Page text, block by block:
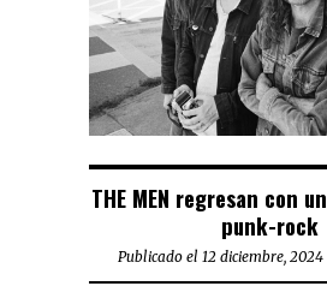
THE MEN regresan con
punk-rock
Publicado el 12 diciembre, 2024